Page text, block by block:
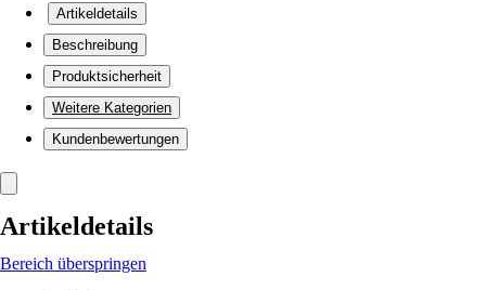
Artikeldetails
Beschreibung
Produktsicherheit
Weitere Kategorien
Kundenbewertungen
Artikeldetails
Bereich überspringen